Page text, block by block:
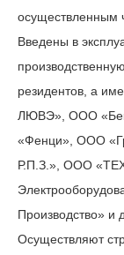
осуществленным
Введены в
резидентов, а
ЛЮВЭ», ООО
«Фенци», ООО
Р.П.З.», ООО
Производство» и
Осуществляют